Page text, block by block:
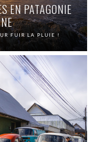
EN PATAGONIE
FUIR LA PLUIE !